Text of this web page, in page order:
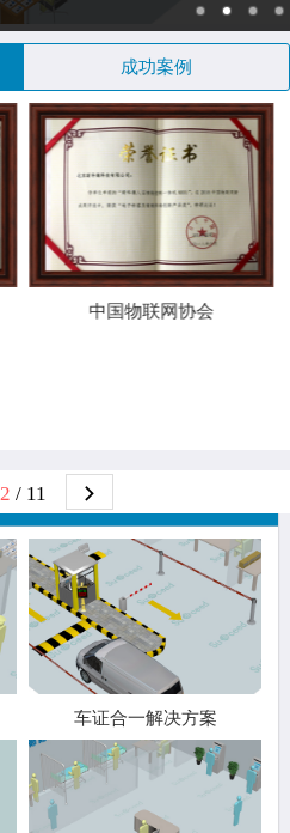
成功案例
中国物联网协会
3 / 11
车证合一解决方案